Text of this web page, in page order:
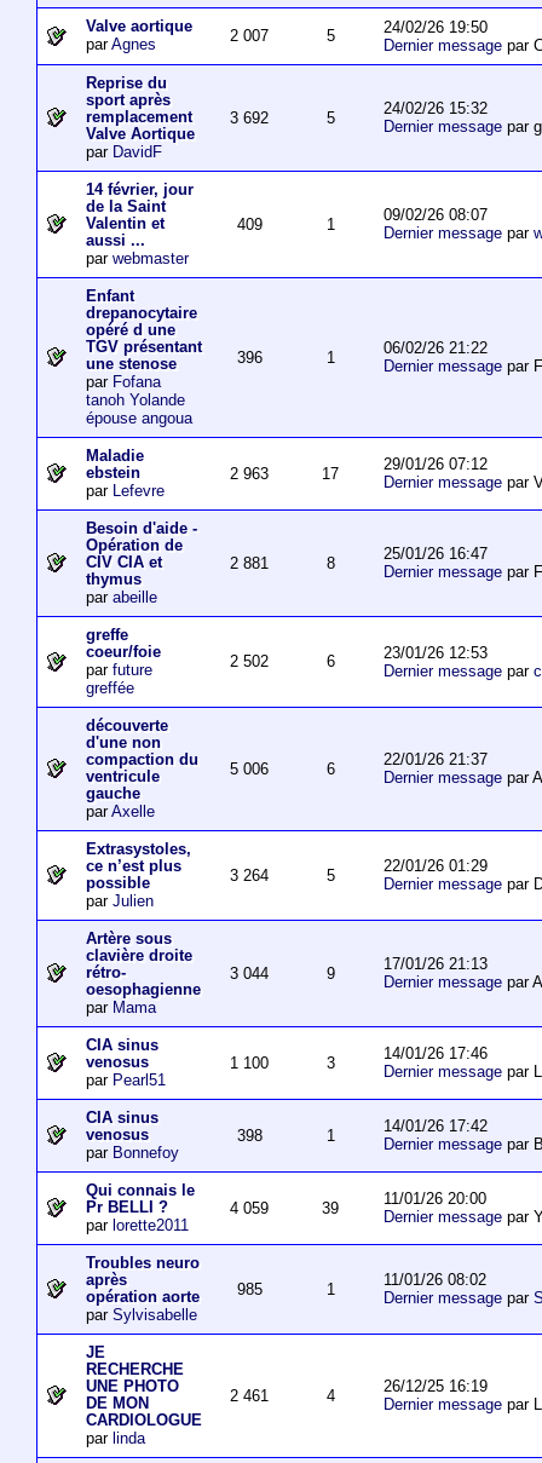
Valve aortique
parAgnes 2 007 5
24/02/26 19:50
Dernier messagepar
Reprise du
sport après
remplacement
Valve Aortique
par DavidF
3 692 5
24/02/26 15:32
Dernier messagepar
14 février, jour
de la Saint
Valentin et
aussi ...
par webmaster
409 1
09/02/26 08:07
Dernier messagepar
Enfant
drepanocytaire
opéré d une
TGV présentant
une stenose
par Fofana
tanoh Yolande
épouse angoua
396 1
06/02/26 21:22
Dernier messagepar
Maladie
ebstein
par Lefevre
2 963 17
29/01/26 07:12
Dernier messagepar
Besoin d'aide -
Opération de
CIV CIA et
thymus
par abeille
2 881 8
25/01/26 16:47
Dernier messagepar
greffe
coeur/foie
par future
greffée
2 502 6
23/01/26 12:53
Dernier messagepar
découverte
d'une non
compaction du
ventricule
gauche
parAxelle
5 006 6
22/01/26 21:37
Dernier messagepar
Extrasystoles,
ce n’est plus
possible
par Julien
3 264 5
22/01/26 01:29
Dernier messagepar
Artère sous
clavière droite
rétro-
oesophagienne
par Mama
3 044 9
17/01/26 21:13
Dernier messagepar
CIA sinus
venosus
par Pearl51
1 100 3
14/01/26 17:46
Dernier messagepar
CIA sinus
venosus
par Bonnefoy
398 1
14/01/26 17:42
Dernier messagepar
Qui connais le
Pr BELLI ?
par lorette2011
4 059 39
11/01/26 20:00
Dernier messagepar
Troubles neuro
après
opération aorte
par Sylvisabelle
985 1
11/01/26 08:02
Dernier messagepar
JE
RECHERCHE
UNE PHOTO
DE MON
CARDIOLOGUE
par linda
2 461 4
26/12/25 16:19
Dernier messagepar